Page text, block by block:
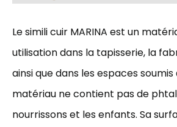
Le simili cuir MARINA est un
utilisation dans la tapisserie, la
ainsi que dans les espaces
matériau ne contient pas de
nourrissons et les enfants. Sa